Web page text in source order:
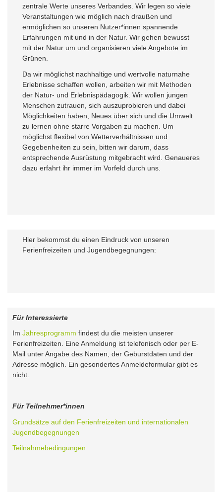
zentrale Werte unseres Verbandes. Wir legen so viele
Veranstaltungen wie möglich nach draußen und
ermöglichen so unseren Nutzer*innen spannende
Erfahrungen mit und in der Natur. Wir gehen bewusst
mit der Natur um und organisieren viele Angebote im
Grünen.
Da wir möglichst nachhaltige und wertvolle naturnahe
Erlebnisse schaffen wollen, arbeiten wir mit Methoden
der Natur- und Erlebnispädagogik. Wir wollen jungen
Menschen zutrauen, sich auszuprobieren und dabei
Möglichkeiten haben, Neues über sich und die Umwelt
zu lernen ohne starre Vorgaben zu machen. Um
möglichst flexibel von Wetterverhältnissen und
Gegebenheiten zu sein, bitten wir darum, dass
entsprechende Ausrüstung mitgebracht wird. Genaueres
dazu erfahrt ihr immer im Vorfeld durch uns.
Hier bekommst du einen Eindruck von unseren
Ferienfreizeiten und Jugendbegegnungen:
Für Interessierte
Im Jahresprogramm findest du die meisten unserer
Ferienfreizeiten. Eine Anmeldung ist telefonisch oder per E-
Mail unter Angabe des Namen, der Geburstdaten und der
Adresse möglich. Ein gesondertes Anmeldeformular gibt es
nicht.
Für Teilnehmer*innen
Grundsätze auf den Ferienfreizeiten und internationalen
Jugendbegegnungen
Teilnahmebedingungen